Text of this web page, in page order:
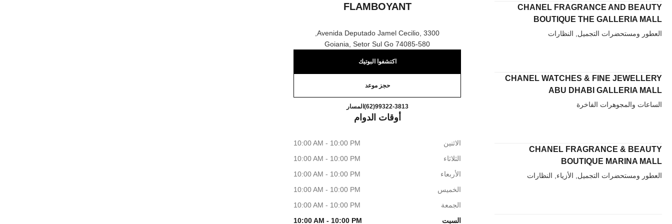
CHANEL FRAGRANCE AND BEAUTY
BOUTIQUE THE GALLERIA MALL
العطور ومستحضرات التجميل, النظارات
CHANEL WATCHES & FINE JEWELLERY
ABU DHABI GALLERIA MALL
الساعات والمجوهرات الفاخرة
CHANEL FRAGRANCE & BEAUTY
BOUTIQUE MARINA MALL
العطور ومستحضرات التجميل, الأزياء, النظارات
FLAMBOYANT
Avenida Deputado Jamel Cecilio, 3300,
74085-580 Goiania, Setor Sul Go
اكتشفوا البوتيك
حجز موعد
اتصال
(62)99322-3813 المسارCHANEL PARFUMS & BEAUTÉ - FLAMBOYANT
أوقات الدوام
الاثنين
10:00 AM - 10:00 PM
الثلاثاء
10:00 AM - 10:00 PM
الأربعاء
10:00 AM - 10:00 PM
الخميس
10:00 AM - 10:00 PM
الجمعة
10:00 AM - 10:00 PM
السبت
10:00 AM - 10:00 PM